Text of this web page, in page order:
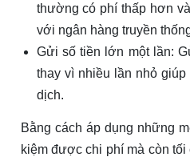
thường có phí thấp hơn
với ngân hàng truyền
Gửi số tiền lớn một lần:
thay vì nhiều lần nhỏ
dịch.
Bằng cách áp dụng những
kiệm được chi phí mà còn